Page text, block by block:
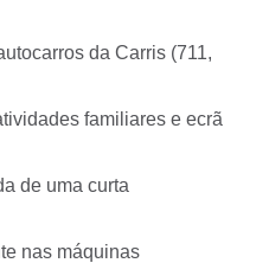
da Carris (711,
familiares e ecrã
de uma curta
nas máquinas